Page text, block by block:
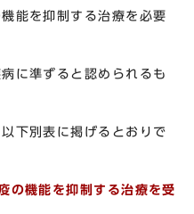
能を抑制する治療を必要
に準ずると認められるも
下別表に掲げるとおりで
機能を抑制する治療を受